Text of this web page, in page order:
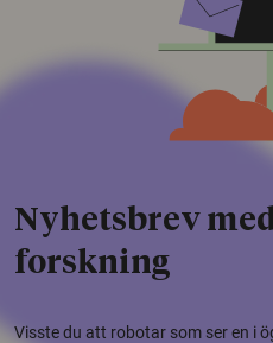
Nyhetsbrev
forskning
Visste du att robotar som ser en i